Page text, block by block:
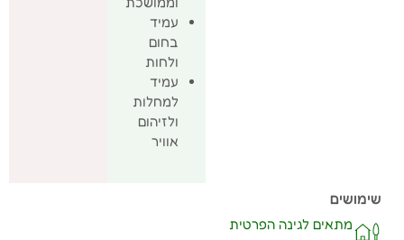
עמיד
בחום
ולחות
עמיד
למחלות
ולזיהום
אוויר
שימושים
מתאים לגינה הפרטית